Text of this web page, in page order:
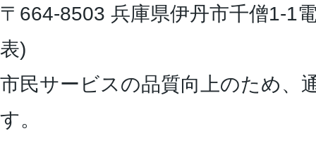
〒664-8503 兵庫県伊丹市千僧1-1
表)
市民サービスの品質向上のため、
す。